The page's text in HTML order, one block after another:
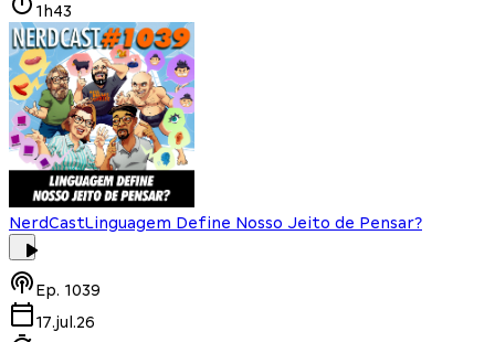
1h43
NerdCastLinguagem Define Nosso Jeito de Pensar?
Ep. 1039
17.jul.26